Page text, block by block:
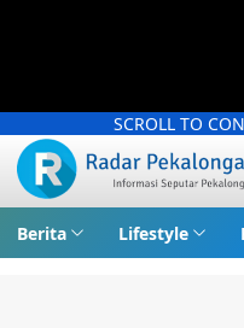
SCROLL TO
Berita Lifestyle